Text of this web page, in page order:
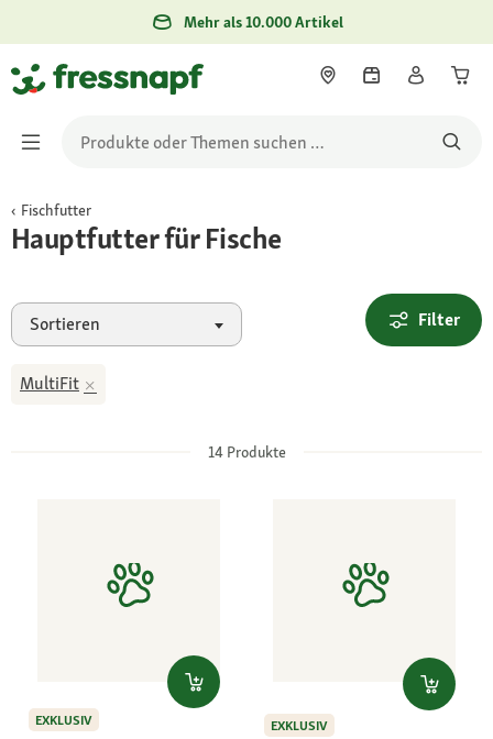
Mehr als 10.000 Artikel
Fischfutter
Hauptfutter für Fische
Sortieren Filter
MultiFit
14Produkte
EXKLUSIV
EXKLUSIV